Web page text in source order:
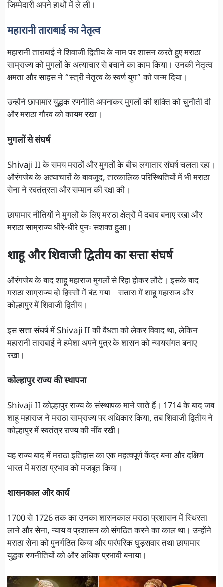
जिम्मेदारी अपने हाथों में ले ली।
महारानी ताराबाई का नेतृत्व
महारानी ताराबाई ने शिवाजी द्वितीय के नाम पर शासन करते हुए मराठा
साम्राज्य को मुगलों के अत्याचार से बचाने का काम किया। उनकी नेतृत्व
क्षमता और साहस ने “स्त्री नेतृत्व के स्वर्ण युग” को जन्म दिया।
उन्होंने छापामार युद्धक रणनीति अपनाकर मुगलों की शक्ति को चुनौती दी
और मराठा गौरव को कायम रखा।
मुगलों से संघर्ष
Shivaji II के समय मराठों और मुगलों के बीच लगातार संघर्ष चलता रहा।
औरंगजेब के अत्याचारों के बावजूद, तात्कालिक परिस्थितियों में भी मराठा
सेना ने स्वतंत्रता और सम्मान की रक्षा की।
छापामार नीतियों ने मुगलों के लिए मराठा क्षेत्रों में दबाव बनाए रखा और
मराठा साम्राज्य धीरे-धीरे पुनः सशक्त हुआ।
शाहू और शिवाजी द्वितीय का सत्ता संघर्ष
औरंगजेब के बाद शाहू महाराज मुगलों से रिहा होकर लौटे। इसके बाद
मराठा साम्राज्य दो हिस्सों में बंट गया—सतारा में शाहू महाराज और
कोल्हापुर में शिवाजी द्वितीय।
इस सत्ता संघर्ष में Shivaji II की वैधता को लेकर विवाद था, लेकिन
महारानी ताराबाई ने हमेशा अपने पुत्र के शासन को न्यायसंगत बनाए
रखा।
कोल्हापुर राज्य की स्थापना
Shivaji II कोल्हापुर राज्य के संस्थापक माने जाते हैं। 1714 के बाद जब
शाहू महाराज ने मराठा साम्राज्य पर अधिकार किया, तब शिवाजी द्वितीय ने
कोल्हापुर में स्वतंत्र राज्य की नींव रखी।
यह राज्य बाद में मराठा इतिहास का एक महत्वपूर्ण केंद्र बना और दक्षिण
भारत में मराठा प्रभाव को मजबूत किया।
शासनकाल और कार्य
1700 से 1726 तक का उनका शासनकाल मराठा प्रशासन में स्थिरता
लाने और सेना, न्याय व प्रशासन को संगठित करने का काल था। उन्होंने
मराठा सेना को पुनर्गठित किया और पारंपरिक घुड़सवार तथा छापामार
युद्धक रणनीतियों को और अधिक प्रभावी बनाया।